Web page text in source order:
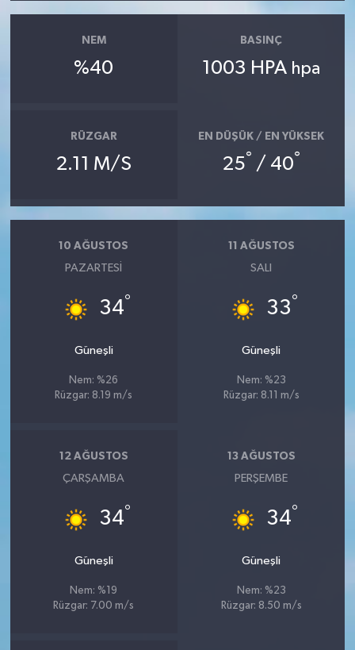
NEM
%40
BASINÇ
1003 HPA hpa
RÜZGAR
2.11 M/S
EN DÜŞÜK / EN YÜKSEK
25° / 40°
10 AĞUSTOS
PAZARTESI
34°
Güneşli
Nem: %26
Rüzgar: 8.19 m/s
11 AĞUSTOS
SALI
33°
Güneşli
Nem: %23
Rüzgar: 8.11 m/s
12 AĞUSTOS
ÇARŞAMBA
34°
Güneşli
Nem: %19
Rüzgar: 7.00 m/s
13 AĞUSTOS
PERŞEMBE
34°
Güneşli
Nem: %23
Rüzgar: 8.50 m/s